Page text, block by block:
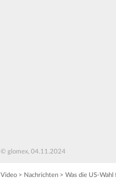
© glomex, 04.11.2024
Video > Nachrichten > Was die US-